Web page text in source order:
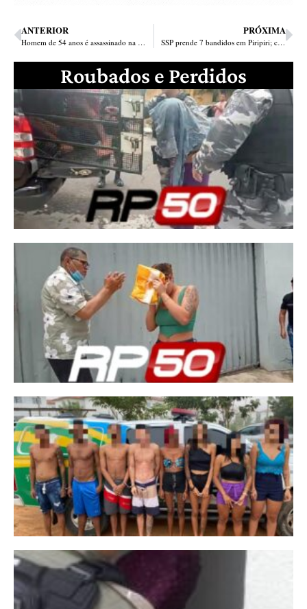
ANTERIOR
Homem de 54 anos é assassinado na porta de casa em Parnaíba
PRÓXIMA
SSP prende 7 bandidos em Piripiri; cidade está há 20 dias sem assassinatos
Roubados e Perdidos